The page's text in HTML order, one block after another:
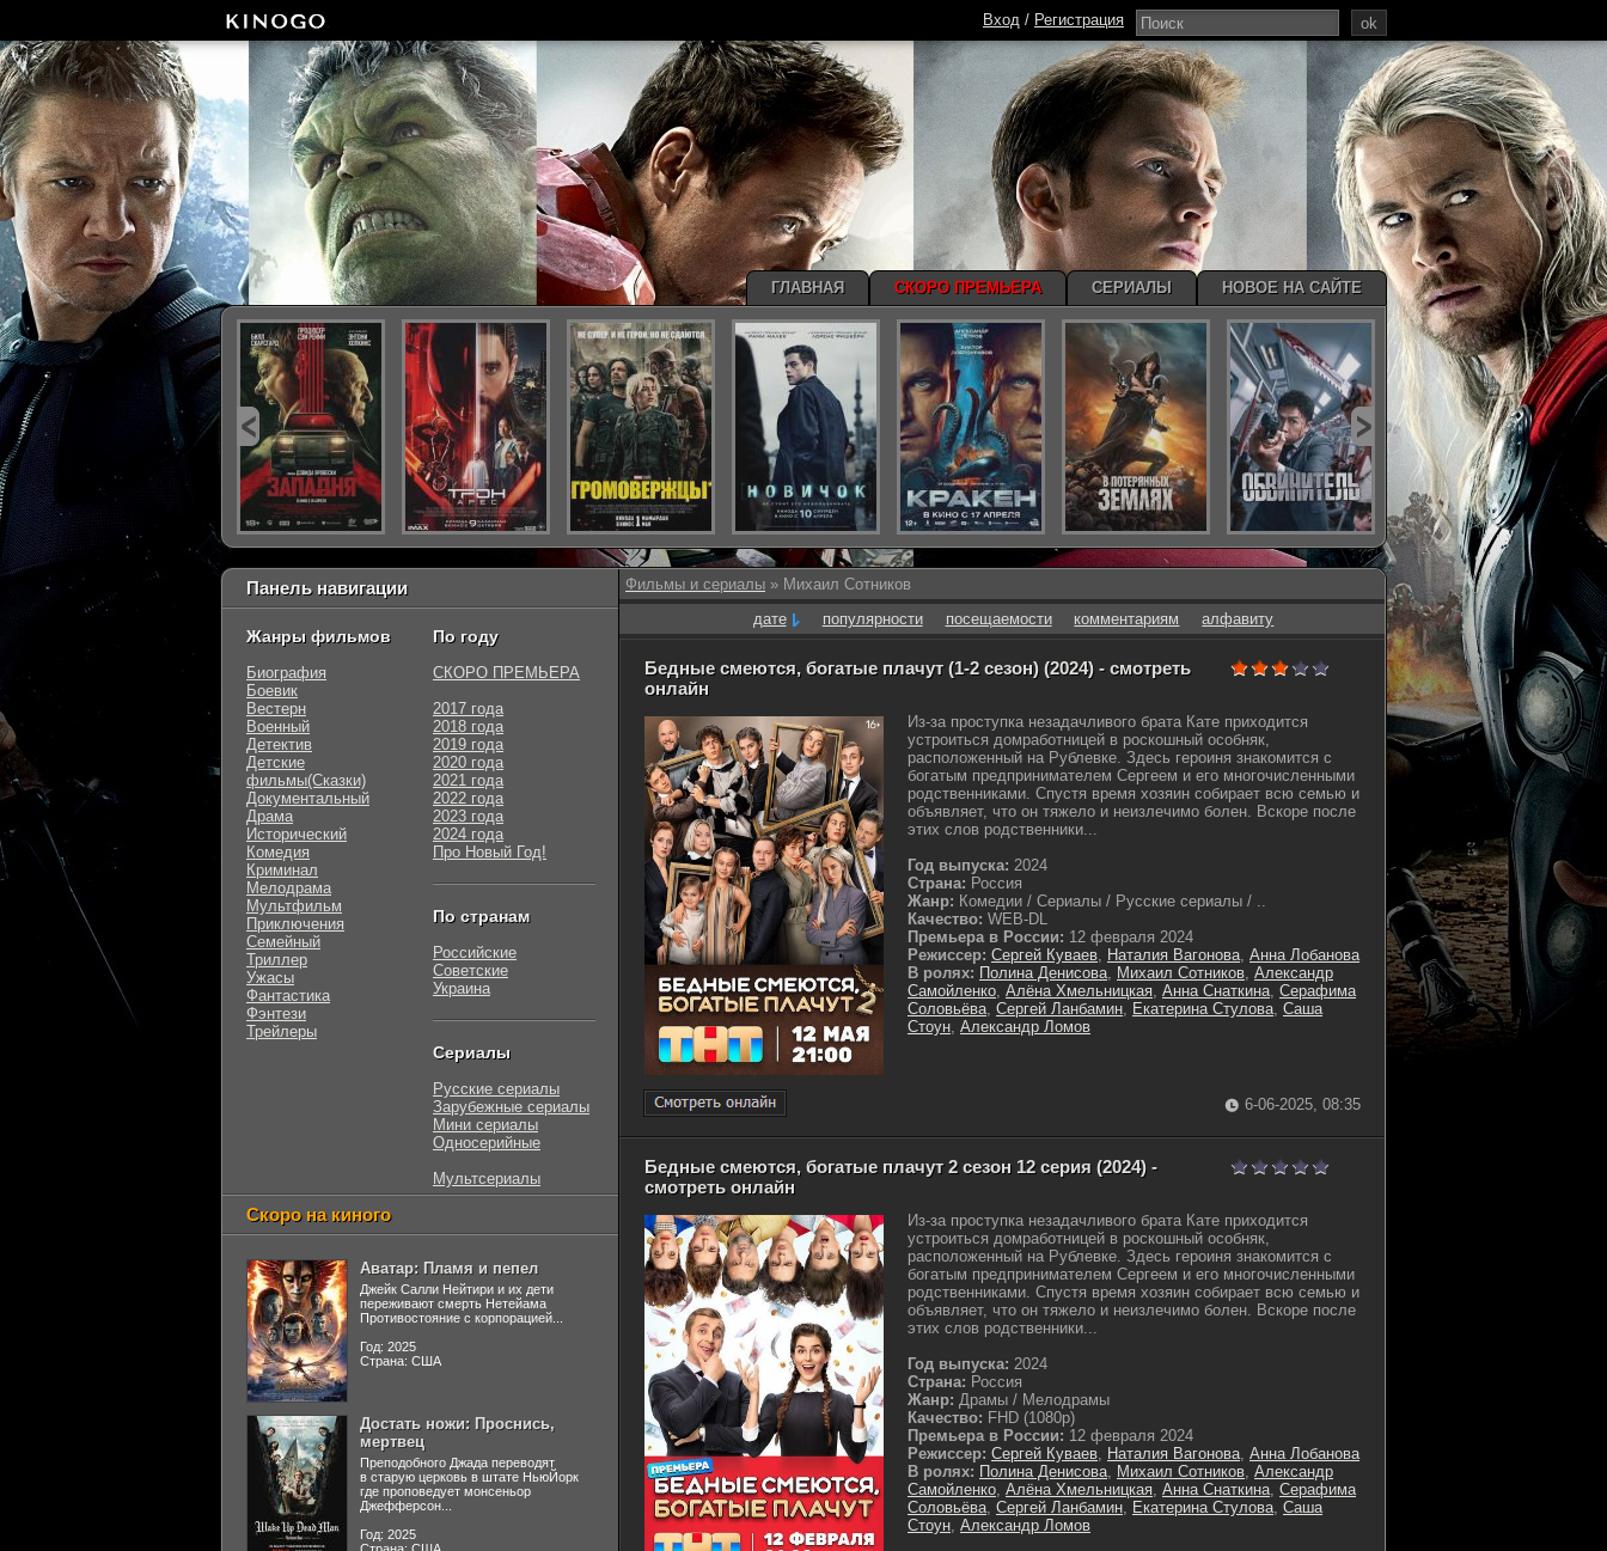
Фильмы и сериалы » Михаил Сотников
дате
популярности посещаемости комментариям алфавиту
Бедные смеются, богатые плачут (1-2 сезон) (2024) - смотреть
онлайн
Из-за проступка незадачливого брата Кате приходится
устроиться домработницей в роскошный особняк,
расположенный на Рублевке. Здесь героиня знакомится с
богатым предпринимателем Сергеем и его многочисленными
родственниками. Спустя время хозяин собирает всю семью и
объявляет, что он тяжело и неизлечимо болен. Вскоре после
этих слов родственники...
Год выпуска: 2024
Страна: Россия
Жанр: Комедии / Сериалы / Русские сериалы / ..
Качество: WEB-DL
Премьера в России: 12 февраля 2024
Режиссер: Сергей Куваев, Наталия Вагонова, Анна Лобанова
В ролях: Полина Денисова, Михаил Сотников, Александр
Самойленко, Алёна Хмельницкая, Анна Снаткина, Серафима
Соловьёва, Сергей Ланбамин, Екатерина Стулова, Саша
Стоун, Александр Ломов
6-06-2025, 08:35
Бедные смеются, богатые плачут 2 сезон 12 серия (2024) -
смотреть онлайн
Из-за проступка незадачливого брата Кате приходится
устроиться домработницей в роскошный особняк,
расположенный на Рублевке. Здесь героиня знакомится с
богатым предпринимателем Сергеем и его многочисленными
родственниками. Спустя время хозяин собирает всю семью и
объявляет, что он тяжело и неизлечимо болен. Вскоре после
этих слов родственники...
Год выпуска: 2024
Страна: Россия
Жанр: Драмы / Мелодрамы
Качество: FHD (1080p)
Премьера в России: 12 февраля 2024
Режиссер: Сергей Куваев, Наталия Вагонова, Анна Лобанова
В ролях: Полина Денисова, Михаил Сотников, Александр
Самойленко, Алёна Хмельницкая, Анна Снаткина, Серафима
Соловьёва, Сергей Ланбамин, Екатерина Стулова, Саша
Стоун, Александр Ломов
Панель навигации
Жанры фильмов
Биография
Боевик
Вестерн
Военный
Детектив
Детские
фильмы(Сказки)
Документальный
Драма
Исторический
Комедия
Криминал
Мелодрама
Мультфильм
Приключения
Семейный
Триллер
Ужасы
Фантастика
Фэнтези
Трейлеры
По году
СКОРО ПРЕМЬЕРА
2017 года
2018 года
2019 года
2020 года
2021 года
2022 года
2023 года
2024 года
Про Новый Год!
По странам
Российские
Советские
Украина
Сериалы
Русские сериалы
Зарубежные сериалы
Мини сериалы
Односерийные
Мультсериалы
Скоро на киного
Аватар: Пламя и пепел
Джейк Салли Нейтири и их дети
переживают смерть Нетейама
Противостояние с корпорацией...
Год: 2025
Страна: США
Достать ножи: Проснись,
мертвец
Преподобного Джада переводят
в старую церковь в штате НьюЙорк
где проповедует монсеньор
Джефферсон...
Год: 2025
ok
Вход / Регистрация
ГЛАВНАЯ СКОРО ПРЕМЬЕРА СЕРИАЛЫ НОВОЕ НА САЙТЕ